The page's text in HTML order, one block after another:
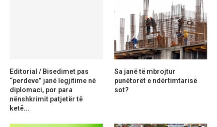
Editorial / Bisedimet pas
“perdeve” janë legjitime në
diplomaci, por para
nënshkrimit patjetër të
ketë...
Sa janë të mbrojtur
punëtorët e ndërtimtarisë
sot?